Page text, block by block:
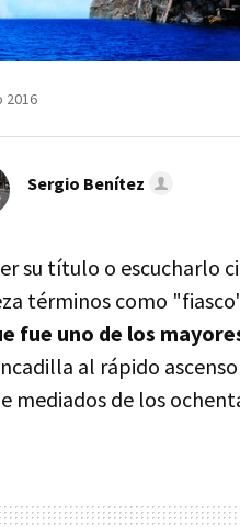
2016
Sergio Benítez
su título o escucharlo
términos como
fue uno de los
al rápido
mediados de los